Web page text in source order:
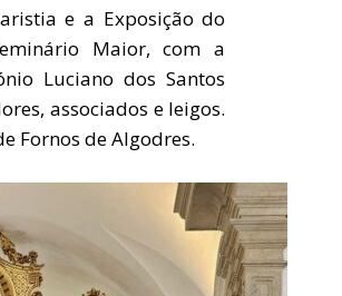
e a Exposição do
Maior, com a
Luciano dos Santos
associados e leigos.
Fornos de Algodres.